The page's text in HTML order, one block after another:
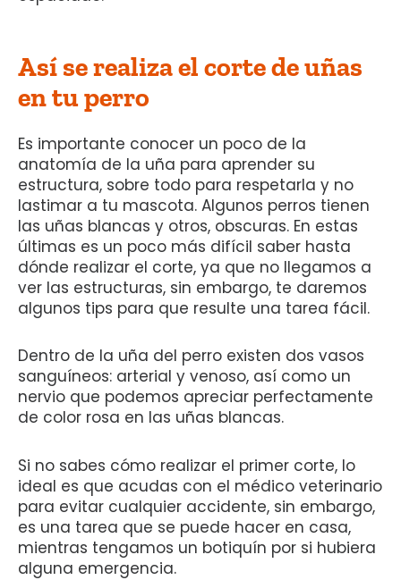
Así se realiza el corte de uñas
en tu perro
Es importante conocer un poco de la
anatomía de la uña para aprender su
estructura, sobre todo para respetarla y no
lastimar a tu mascota. Algunos perros tienen
las uñas blancas y otros, obscuras. En estas
últimas es un poco más difícil saber hasta
dónde realizar el corte, ya que no llegamos a
ver las estructuras, sin embargo, te daremos
algunos tips para que resulte una tarea fácil.
Dentro de la uña del perro existen dos vasos
sanguíneos: arterial y venoso, así como un
nervio que podemos apreciar perfectamente
de color rosa en las uñas blancas.
Si no sabes cómo realizar el primer corte, lo
ideal es que acudas con el médico veterinario
para evitar cualquier accidente, sin embargo,
es una tarea que se puede hacer en casa,
mientras tengamos un botiquín por si hubiera
alguna emergencia.